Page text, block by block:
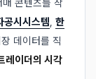
콘텐츠를 작
공시시스템, 한
데이터를 직
레이더의 시각